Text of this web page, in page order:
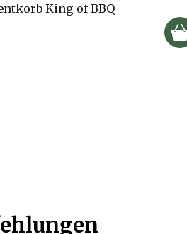
King of BBQ